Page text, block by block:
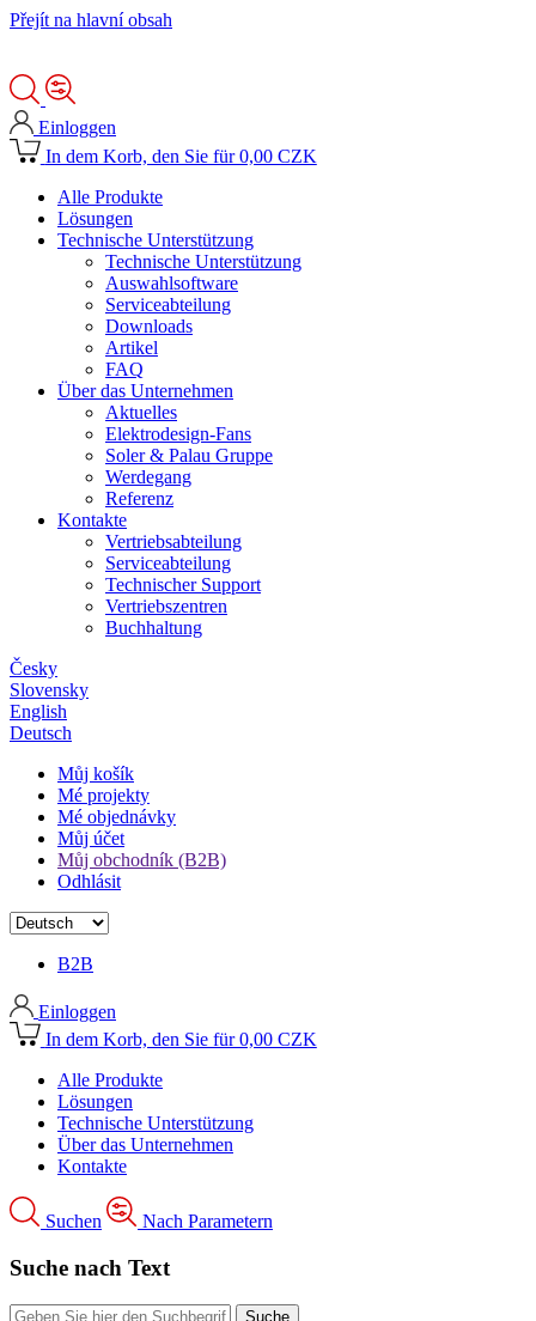
Přejít na hlavní obsah
Einloggen
In dem Korb, den Sie für 0,00 CZK
Alle Produkte
Lösungen
Technische Unterstützung
Technische Unterstützung
Auswahlsoftware
Serviceabteilung
Downloads
Artikel
FAQ
Über das Unternehmen
Aktuelles
Elektrodesign-Fans
Soler & Palau Gruppe
Werdegang
Referenz
Kontakte
Vertriebsabteilung
Serviceabteilung
Technischer Support
Vertriebszentren
Buchhaltung
Česky
Slovensky
English
Deutsch
Můj košík
Mé projekty
Mé objednávky
Můj účet
Můj obchodník (B2B)
Odhlásit
B2B
Einloggen
In dem Korb, den Sie für 0,00 CZK
Alle Produkte
Lösungen
Technische Unterstützung
Über das Unternehmen
Kontakte
Suchen Nach Parametern
Suche nach Text